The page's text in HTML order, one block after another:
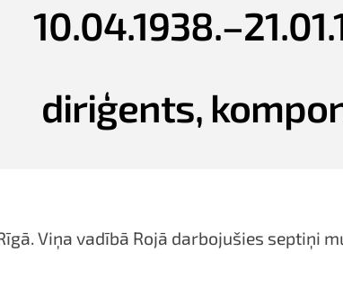
diriģents,
Viņa vadībā Rojā darbojušies septiņi